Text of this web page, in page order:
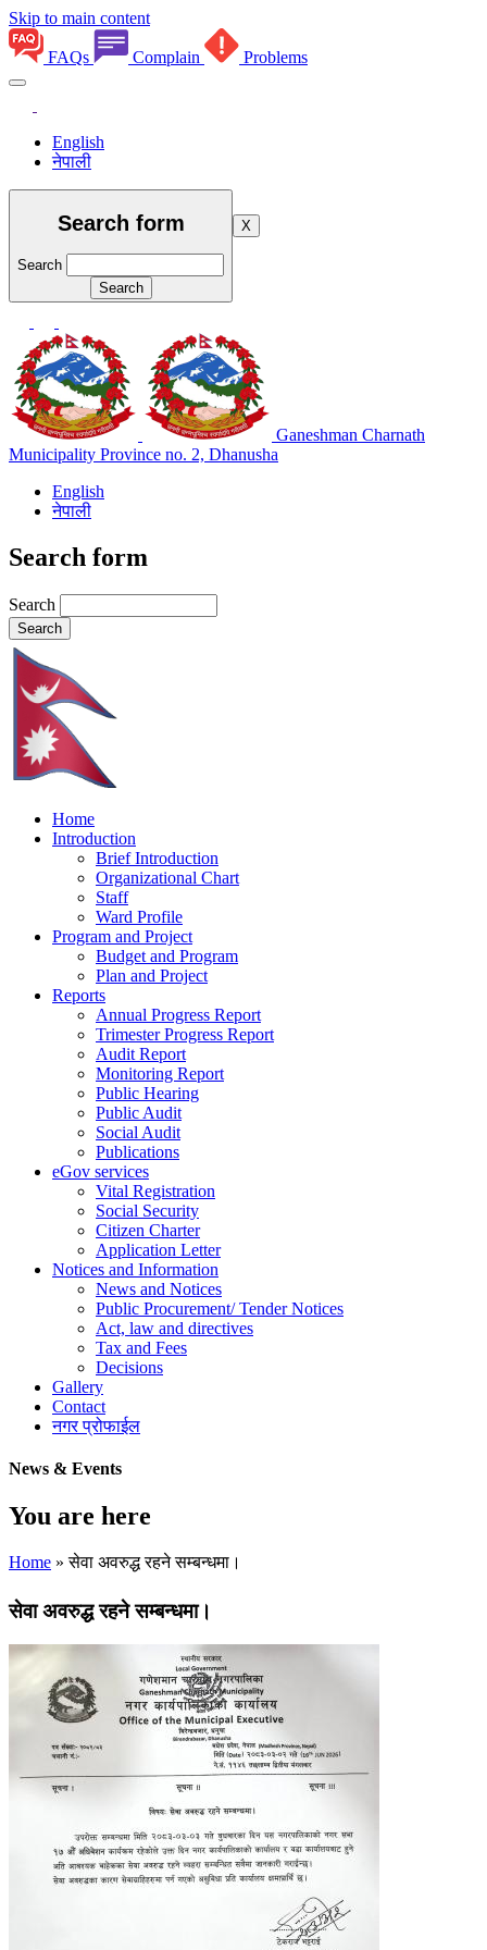
Skip to main content
FAQs Complain Problems
English
नेपाली
Search form
Search
X
Ganeshman Charnath
Municipality Province no. 2, Dhanusha
English
नेपाली
Search form
Search
Home
Introduction
Brief Introduction
Organizational Chart
Staff
Ward Profile
Program and Project
Budget and Program
Plan and Project
Reports
Annual Progress Report
Trimester Progress Report
Audit Report
Monitoring Report
Public Hearing
Public Audit
Social Audit
Publications
eGov services
Vital Registration
Social Security
Citizen Charter
Application Letter
Notices and Information
News and Notices
Public Procurement/ Tender Notices
Act, law and directives
Tax and Fees
Decisions
Gallery
Contact
नगर प्रोफाईल
News & Events
You are here
Home » सेवा अवरुद्ध रहने सम्बन्धमा।
सेवा अवरुद्ध रहने सम्बन्धमा।